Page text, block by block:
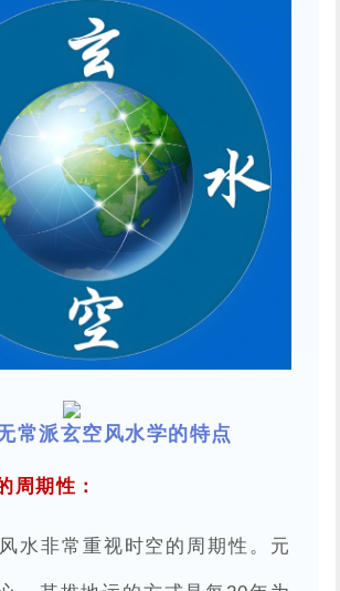
常派玄空风水学的特点
周期性：
水非常重视时空的周期性。元